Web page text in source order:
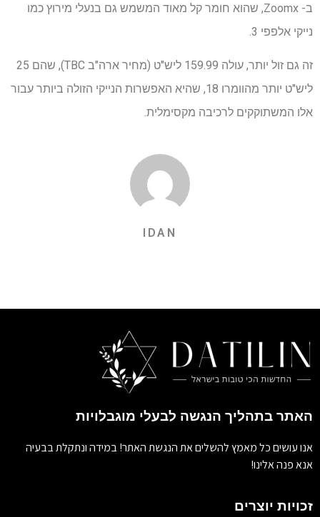
ב- Zoomx, שהוא חומר קל מאוד המשמש גם בנעלי מירוץ כמו
נייקי אלפפי 3.
זה גם זול יותר, עולה 159.99 ליש"ט (מחיר ארה"ב TBC), שהם 25
ליש"ט יותר מהוומרו 18, שהיא האפשרות הנייקי הזולה ביותר עבור
אלו המשתוקקים לרכיבה מקסימלית.
IDAN
האתר בתהליך הנגשה לבעלי מוגבלויות
אנו עושים כל מאמץ להשלים את הנגשת האתר! במידה ונתקלת בבעיה
אנא פנה אלינו!
זכויות יוצרים